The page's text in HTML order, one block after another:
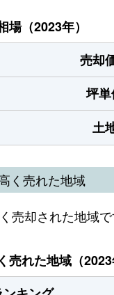
（2023年）
売却
坪
土
く売れた地域
売却された地域で
れた地域（2023